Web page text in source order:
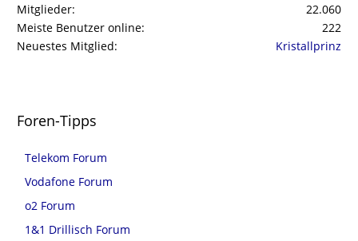
Mitglieder
22.060
Meiste Benutzer online
222
Neuestes Mitglied
Kristallprinz
Foren-Tipps
Telekom Forum
Vodafone Forum
o2 Forum
1&1 Drillisch Forum